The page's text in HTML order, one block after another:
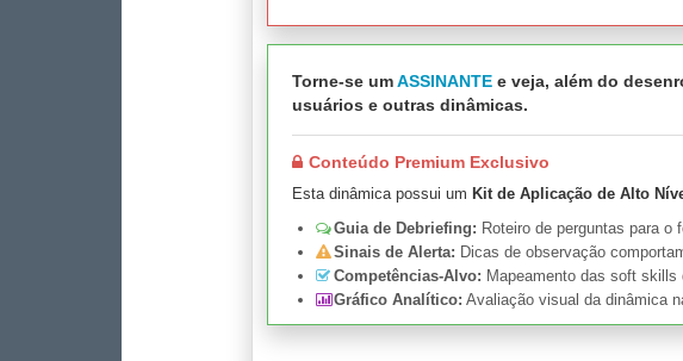
Torne-se umASSINANTE e veja, além do
usuários e outras dinâmicas.
Conteúdo Premium Exclusivo
Esta dinâmica possui um Kit de Aplicação de Alto
Guia de Debriefing: Roteiro de perguntas para o
Sinais de Alerta: Dicas de observação
Competências-Alvo: Mapeamento das soft skills
Gráfico Analítico: Avaliação visual da dinâmica